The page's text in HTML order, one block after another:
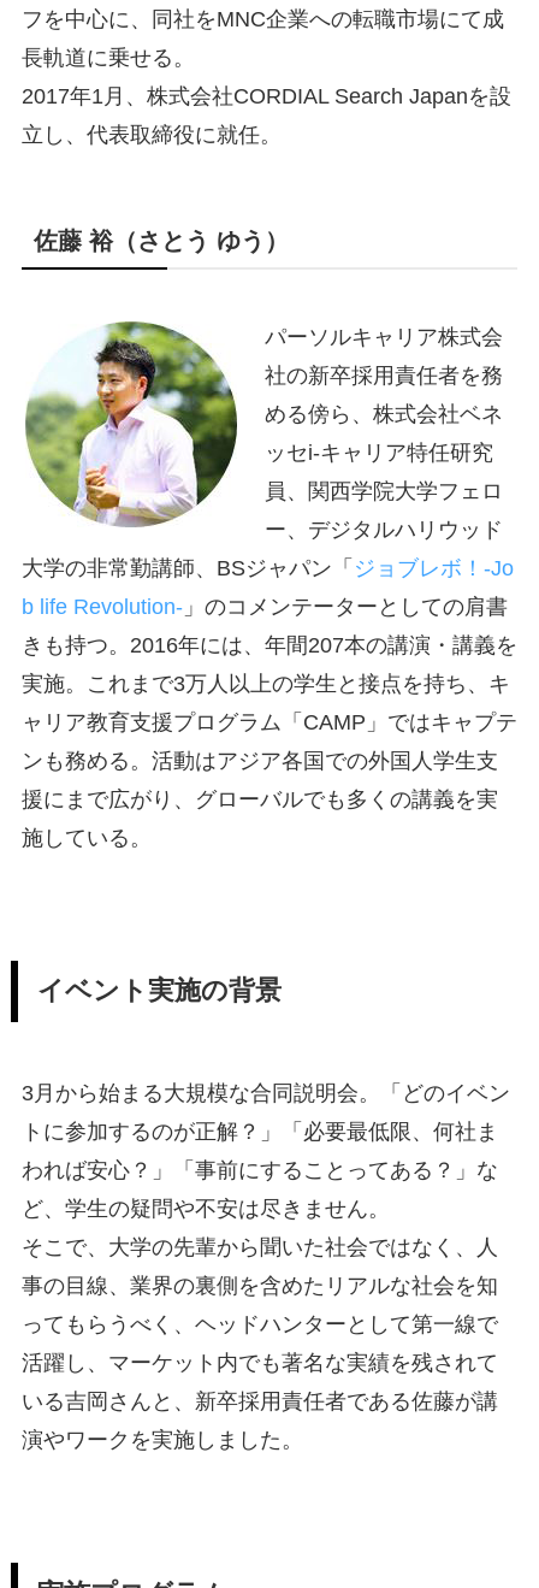
フを中心に、同社をMNC企業への転職市場にて成
長軌道に乗せる。
2017年1月、株式会社CORDIAL Search Japanを設
立し、代表取締役に就任。
佐藤 裕（さとう ゆう）
パーソルキャリア株式会
社の新卒採用責任者を務
める傍ら、株式会社ベネ
ッセi-キャリア特任研究
員、関西学院大学フェロ
ー、デジタルハリウッド
大学の非常勤講師、BSジャパン「 ジョブレボ！-Jo
b life Revolution-」のコメンテーターとしての肩書
きも持つ。2016年には、年間207本の講演・講義を
実施。これまで3万人以上の学生と接点を持ち、キ
ャリア教育支援プログラム「CAMP」ではキャプテ
ンも務める。活動はアジア各国での外国人学生支
援にまで広がり、グローバルでも多くの講義を実
施している。
イベント実施の背景
3月から始まる大規模な合同説明会。「どのイベン
トに参加するのが正解？」「必要最低限、何社ま
われば安心？」「事前にすることってある？」な
ど、学生の疑問や不安は尽きません。
そこで、大学の先輩から聞いた社会ではなく、人
事の目線、業界の裏側を含めたリアルな社会を知
ってもらうべく、ヘッドハンターとして第一線で
活躍し、マーケット内でも著名な実績を残されて
いる吉岡さんと、新卒採用責任者である佐藤が講
演やワークを実施しました。